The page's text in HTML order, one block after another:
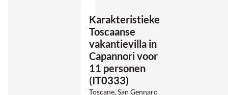
Karakteristieke
Toscaanse
vakantievilla in
Capannori voor
11 personen
(IT0333)
Toscane, San Gennaro